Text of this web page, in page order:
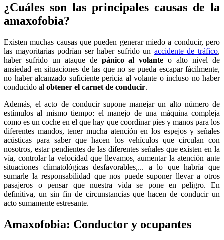
¿Cuáles son las principales causas de la
amaxofobia?
Existen muchas causas que pueden generar miedo a conducir, pero
las mayoritarias podrían ser haber sufrido un accidente de tráfico,
haber sufrido un ataque de pánico al volante o alto nivel de
ansiedad en situaciones de las que no se pueda escapar fácilmente,
no haber alcanzado suficiente pericia al volante o incluso no haber
conducido al obtener el carnet de conducir.
Además, el acto de conducir supone manejar un alto número de
estímulos al mismo tiempo: el manejo de una máquina compleja
como es un coche en el que hay que coordinar pies y manos para los
diferentes mandos, tener mucha atención en los espejos y señales
acústicas para saber que hacen los vehículos que circulan con
nosotros, estar pendientes de las diferentes señales que existen en la
vía, controlar la velocidad que llevamos, aumentar la atención ante
situaciones climatológicas desfavorables,... a lo que habría que
sumarle la responsabilidad que nos puede suponer llevar a otros
pasajeros o pensar que nuestra vida se pone en peligro. En
definitiva, un sin fin de circunstancias que hacen de conducir un
acto sumamente estresante.
Amaxofobia: Conductor y ocupantes